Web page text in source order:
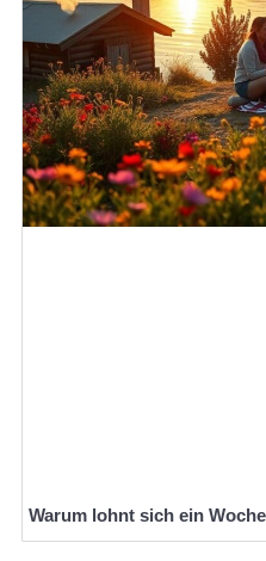
Warum lohnt sich ein